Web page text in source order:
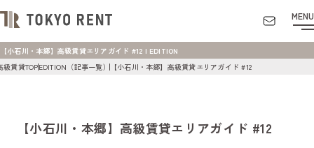
MENU
【小石川・本郷】高級賃貸エリアガイド #12 | EDITION
級賃貸TOPEDITION（記事一覧）【小石川・本郷】高級賃貸エリアガイド #12
【小石川・本郷】高級賃貸エリアガイド #12